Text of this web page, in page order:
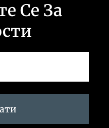
Се За